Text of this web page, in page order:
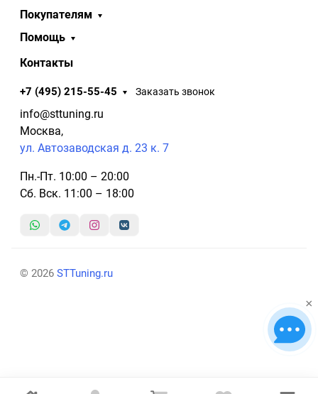
Покупателям
Помощь
Контакты
+7 (495) 215-55-45 Заказать звонок
info@sttuning.ru
Москва,
ул. Автозаводская д. 23 к. 7
Пн.-Пт. 10:00 – 20:00
Сб. Вск. 11:00 – 18:00
© 2026 STTuning.ru
×